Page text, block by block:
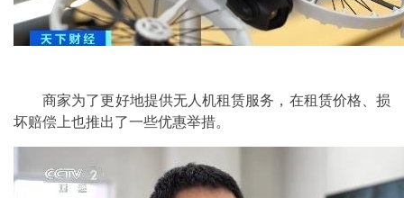
商家为了更好地提供无人机租赁服务，在租赁价格、损
坏赔偿上也推出了一些优惠举措。